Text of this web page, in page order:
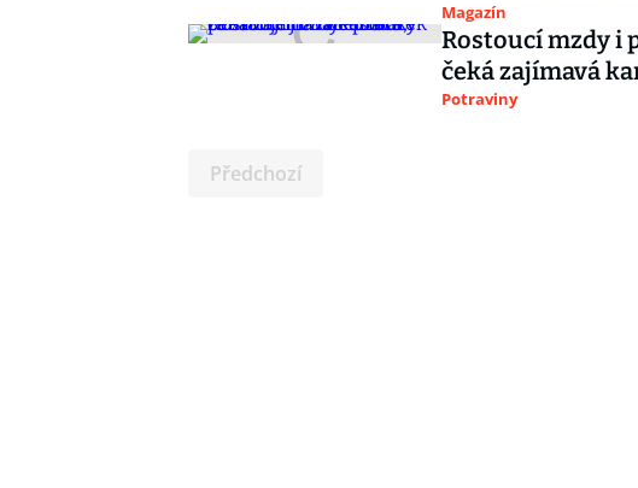
Magazín
Rostoucí mzdy i
čeká zajímavá
Potraviny
Předchozí